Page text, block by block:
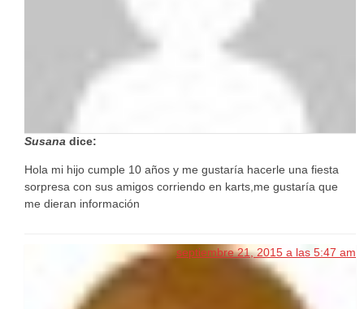
Susana dice:
Hola mi hijo cumple 10 años y me gustaría hacerle una fiesta
sorpresa con sus amigos corriendo en karts,me gustaría que
me dieran información
septiembre 21, 2015 a las 5:47 am